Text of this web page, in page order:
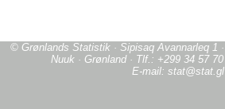
© Grønlands Statistik · Sipisaq Avannarleq 1
Nuuk · Grønland · Tlf.: +299 34 57
E-mail: stat@stat.gl